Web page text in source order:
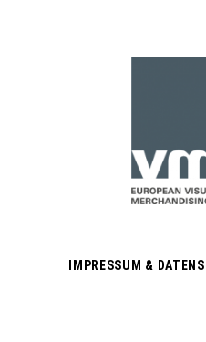
IMPRESSUM &